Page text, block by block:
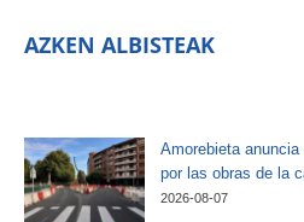
AZKEN ALBISTEAK
Amorebieta
por las obras de la
2026-08-07